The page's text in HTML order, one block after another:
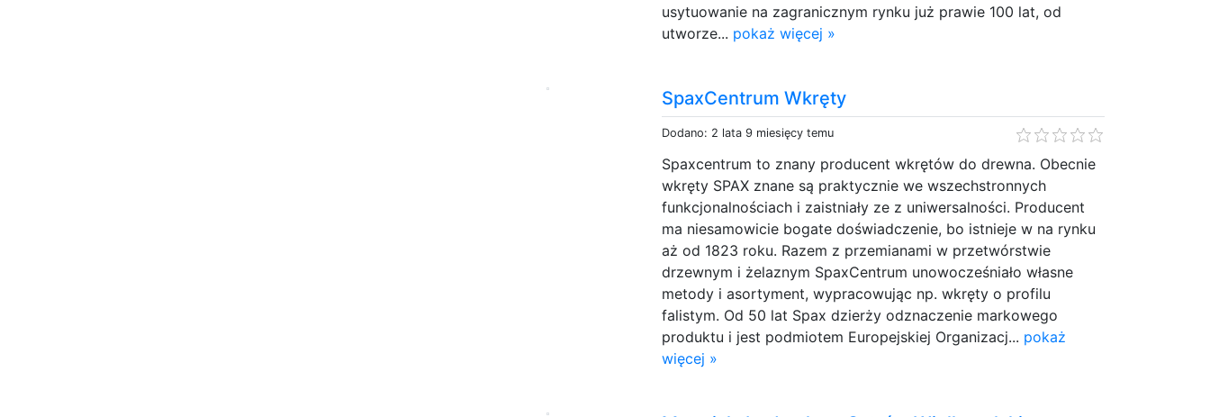
usytuowanie na zagranicznym rynku już prawie 100 lat, od
utworze... pokaż więcej »
SpaxCentrum Wkręty
Dodano: 2 lata 9 miesięcy temu
Spaxcentrum to znany producent wkrętów do drewna. Obecnie
wkręty SPAX znane są praktycznie we wszechstronnych
funkcjonalnościach i zaistniały ze z uniwersalności. Producent
ma niesamowicie bogate doświadczenie, bo istnieje w na rynku
aż od 1823 roku. Razem z przemianami w przetwórstwie
drzewnym i żelaznym SpaxCentrum unowocześniało własne
metody i asortyment, wypracowując np. wkręty o profilu
falistym. Od 50 lat Spax dzierży odznaczenie markowego
produktu i jest podmiotem Europejskiej Organizacj... pokaż
więcej »